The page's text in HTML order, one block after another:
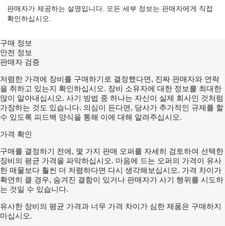
판매자가 제공하는 설명입니다. 모든 세부 정보는 판매자에게 직접
확인하십시오.
구매 정보
안전 정보
판매자 검증
저렴한 가격에 장비를 구매하기로 결정했다면, 진짜 판매자와 연락
을 취하고 있는지 확인하십시오. 장비 소유자에 대한 정보를 최대한
많이 알아내십시오. 사기 방법 중 하나는 자신이 실제 회사인 것처럼
가장하는 것도 있습니다. 의심이 든다면, 당사가 추가적인 규제를 할
수 있도록 피드백 양식을 통해 이에 대해 알려주십시오.
가격 확인
구매를 결정하기 전에, 몇 가지 판매 오퍼를 자세히 검토하여 선택한
장비의 평균 가격을 파악하십시오. 마음에 드는 오퍼의 가격이 유사
한 매물보다 훨씬 더 저렴하다면 다시 생각해보십시오. 가격 차이가
확연히 클 경우, 숨겨진 결함이 있거나 판매자가 사기 행위를 시도하
는 것일 수 있습니다.
유사한 장비의 평균 가격과 너무 가격 차이가 심한 제품은 구매하지
마십시오.